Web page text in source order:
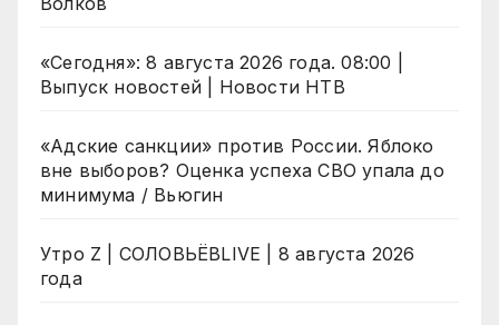
«Сегодня»: 8 августа 2026 года. 08:00 |
Выпуск новостей | Новости НТВ
«Адские санкции» против России. Яблоко
вне выборов? Оценка успеха СВО упала до
минимума / Вьюгин
Утро Z | СОЛОВЬЁВLIVE | 8 августа 2026
года